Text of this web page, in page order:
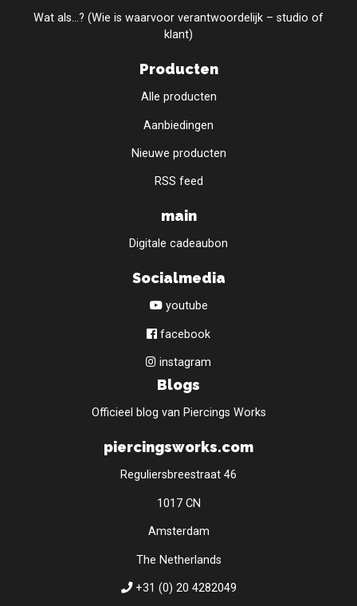
Wat als...? (Wie is waarvoor verantwoordelijk – studio of
klant)
Producten
Alle producten
Aanbiedingen
Nieuwe producten
RSS feed
main
Digitale cadeaubon
Socialmedia
youtube
facebook
instagram
Blogs
Officieel blog van Piercings Works
piercingsworks.com
Reguliersbreestraat 46
1017 CN
Amsterdam
The Netherlands
+31 (0) 20 4282049